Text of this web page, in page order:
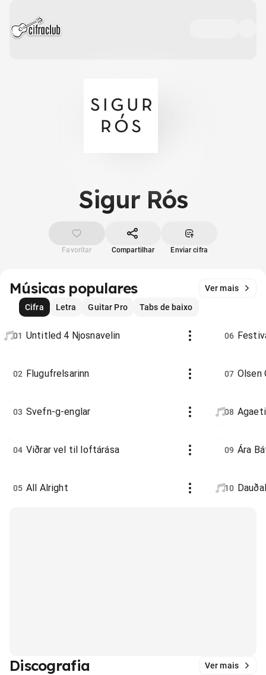
Sigur Rós
Favoritar Compartilhar Enviar cifra
Músicas populares
Ver mais
Cifra
Letra Guitar Pro Tabs de baixo
01 Untitled 4 Njosnavelin
02 Flugufrelsarinn
03 Svefn-g-englar
04 Viðrar vel til loftárása
05 All Alright
06
07 Olsen
08
09 Ára
10
Discografia Ver mais